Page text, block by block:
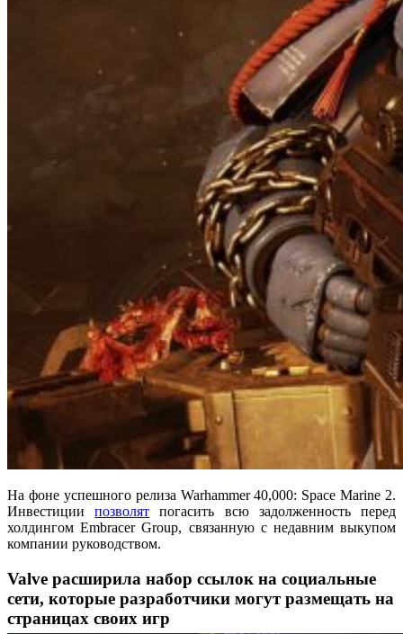
На фоне успешного релиза Warhammer 40,000: Space Marine 2.
Инвестициипозволят погасить всю задолженность перед
холдингом Embracer Group, связанную с недавним выкупом
компании руководством.
Valve расширила набор ссылок на социальные
сети, которые разработчики могут размещать на
страницах своих игр